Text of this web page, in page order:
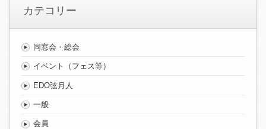
カテコリー
同窓会・総会
イベント（フェス等）
EDO弦月人
一般
会員